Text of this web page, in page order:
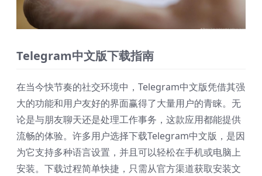
Telegram中文版下载指南
在当今快节奏的社交环境中，Telegram中文版凭借其强
大的功能和用户友好的界面赢得了大量用户的青睐。无
论是与朋友聊天还是处理工作事务，这款应用都能提供
流畅的体验。许多用户选择下载Telegram中文版，是因
为它支持多种语言设置，并且可以轻松在手机或电脑上
安装。下载过程简单快捷，只需从官方渠道获取安装文